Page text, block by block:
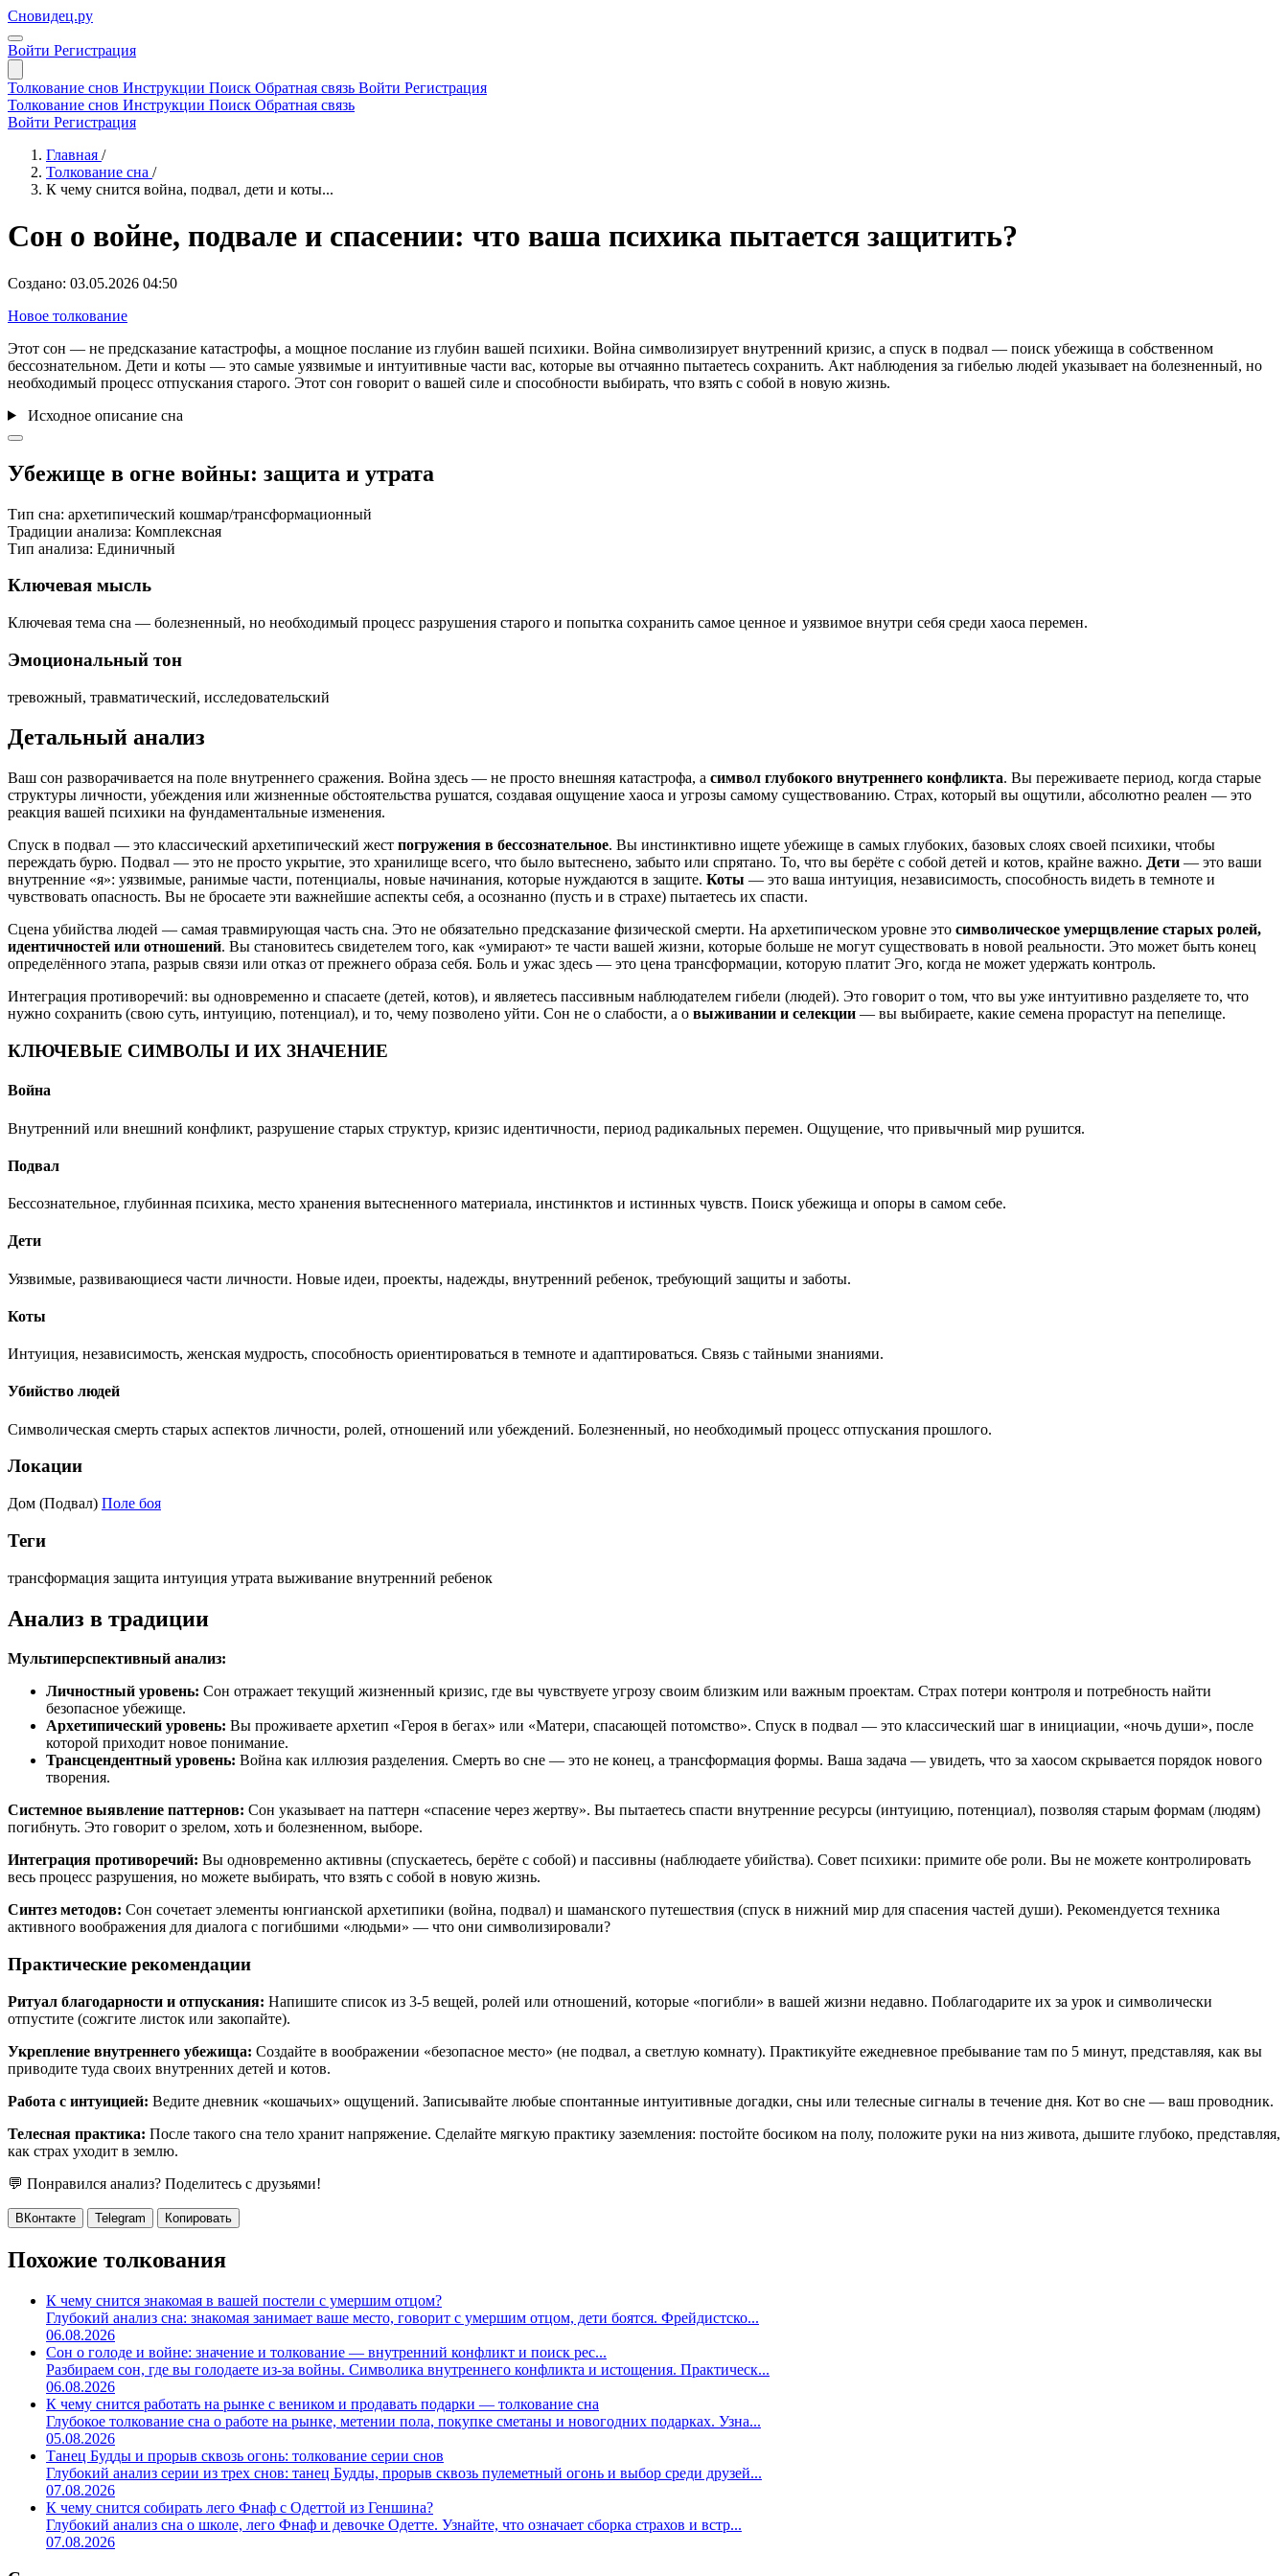
Сновидец.ру
Войти Регистрация
Толкование снов Инструкции Поиск Обратная связь Войти Регистрация
Толкование снов Инструкции Поиск Обратная связь
Войти Регистрация
Главная /
Толкование сна /
К чему снится война, подвал, дети и коты...
Сон о войне, подвале и спасении: что ваша психика пытается защитить?
Создано: 03.05.2026 04:50
Новое толкование
Этот сон — не предсказание катастрофы, а мощное послание из глубин вашей психики. Война символизирует внутренний кризис, а спуск в подвал — поиск убежища в собственном
бессознательном. Дети и коты — это самые уязвимые и интуитивные части вас, которые вы отчаянно пытаетесь сохранить. Акт наблюдения за гибелью людей указывает на болезненный, но
необходимый процесс отпускания старого. Этот сон говорит о вашей силе и способности выбирать, что взять с собой в новую жизнь.
Исходное описание сна
Убежище в огне войны: защита и утрата
Тип сна: архетипический кошмар/трансформационный
Традиции анализа: Комплексная
Тип анализа: Единичный
Ключевая мысль
Ключевая тема сна — болезненный, но необходимый процесс разрушения старого и попытка сохранить самое ценное и уязвимое внутри себя среди хаоса перемен.
Эмоциональный тон
тревожный, травматический, исследовательский
Детальный анализ
Ваш сон разворачивается на поле внутреннего сражения. Война здесь — не просто внешняя катастрофа, а символ глубокого внутреннего конфликта. Вы переживаете период, когда старые
структуры личности, убеждения или жизненные обстоятельства рушатся, создавая ощущение хаоса и угрозы самому существованию. Страх, который вы ощутили, абсолютно реален — это
реакция вашей психики на фундаментальные изменения.
Спуск в подвал — это классический архетипический жест погружения в бессознательное. Вы инстинктивно ищете убежище в самых глубоких, базовых слоях своей психики, чтобы
переждать бурю. Подвал — это не просто укрытие, это хранилище всего, что было вытеснено, забыто или спрятано. То, что вы берёте с собой детей и котов, крайне важно. Дети — это ваши
внутренние «я»: уязвимые, ранимые части, потенциалы, новые начинания, которые нуждаются в защите. Коты — это ваша интуиция, независимость, способность видеть в темноте и
чувствовать опасность. Вы не бросаете эти важнейшие аспекты себя, а осознанно (пусть и в страхе) пытаетесь их спасти.
Сцена убийства людей — самая травмирующая часть сна. Это не обязательно предсказание физической смерти. На архетипическом уровне это символическое умерщвление старых ролей,
идентичностей или отношений. Вы становитесь свидетелем того, как «умирают» те части вашей жизни, которые больше не могут существовать в новой реальности. Это может быть конец
определённого этапа, разрыв связи или отказ от прежнего образа себя. Боль и ужас здесь — это цена трансформации, которую платит Эго, когда не может удержать контроль.
Интеграция противоречий: вы одновременно и спасаете (детей, котов), и являетесь пассивным наблюдателем гибели (людей). Это говорит о том, что вы уже интуитивно разделяете то, что
нужно сохранить (свою суть, интуицию, потенциал), и то, чему позволено уйти. Сон не о слабости, а о выживании и селекции — вы выбираете, какие семена прорастут на пепелище.
КЛЮЧЕВЫЕ СИМВОЛЫ И ИХ ЗНАЧЕНИЕ
Война
Внутренний или внешний конфликт, разрушение старых структур, кризис идентичности, период радикальных перемен. Ощущение, что привычный мир рушится.
Подвал
Бессознательное, глубинная психика, место хранения вытесненного материала, инстинктов и истинных чувств. Поиск убежища и опоры в самом себе.
Дети
Уязвимые, развивающиеся части личности. Новые идеи, проекты, надежды, внутренний ребенок, требующий защиты и заботы.
Коты
Интуиция, независимость, женская мудрость, способность ориентироваться в темноте и адаптироваться. Связь с тайными знаниями.
Убийство людей
Символическая смерть старых аспектов личности, ролей, отношений или убеждений. Болезненный, но необходимый процесс отпускания прошлого.
Локации
Дом (Подвал) Поле боя
Теги
трансформация защита интуиция утрата выживание внутренний ребенок
Анализ в традиции
Мультиперспективный анализ:
Личностный уровень: Сон отражает текущий жизненный кризис, где вы чувствуете угрозу своим близким или важным проектам. Страх потери контроля и потребность найти
безопасное убежище.
Архетипический уровень: Вы проживаете архетип «Героя в бегах» или «Матери, спасающей потомство». Спуск в подвал — это классический шаг в инициации, «ночь души», после
которой приходит новое понимание.
Трансцендентный уровень: Война как иллюзия разделения. Смерть во сне — это не конец, а трансформация формы. Ваша задача — увидеть, что за хаосом скрывается порядок нового
творения.
Системное выявление паттернов: Сон указывает на паттерн «спасение через жертву». Вы пытаетесь спасти внутренние ресурсы (интуицию, потенциал), позволяя старым формам (людям)
погибнуть. Это говорит о зрелом, хоть и болезненном, выборе.
Интеграция противоречий: Вы одновременно активны (спускаетесь, берёте с собой) и пассивны (наблюдаете убийства). Совет психики: примите обе роли. Вы не можете контролировать
весь процесс разрушения, но можете выбирать, что взять с собой в новую жизнь.
Синтез методов: Сон сочетает элементы юнгианской архетипики (война, подвал) и шаманского путешествия (спуск в нижний мир для спасения частей души). Рекомендуется техника
активного воображения для диалога с погибшими «людьми» — что они символизировали?
Практические рекомендации
Ритуал благодарности и отпускания: Напишите список из 3-5 вещей, ролей или отношений, которые «погибли» в вашей жизни недавно. Поблагодарите их за урок и символически
отпустите (сожгите листок или закопайте).
Укрепление внутреннего убежища: Создайте в воображении «безопасное место» (не подвал, а светлую комнату). Практикуйте ежедневное пребывание там по 5 минут, представляя, как вы
приводите туда своих внутренних детей и котов.
Работа с интуицией: Ведите дневник «кошачьих» ощущений. Записывайте любые спонтанные интуитивные догадки, сны или телесные сигналы в течение дня. Кот во сне — ваш проводник.
Телесная практика: После такого сна тело хранит напряжение. Сделайте мягкую практику заземления: постойте босиком на полу, положите руки на низ живота, дышите глубоко, представляя,
как страх уходит в землю.
💬 Понравился анализ? Поделитесь с друзьями!
ВКонтакте Telegram Копировать
Похожие толкования
К чему снится знакомая в вашей постели с умершим отцом?
Глубокий анализ сна: знакомая занимает ваше место, говорит с умершим отцом, дети боятся. Фрейдистско...
06.08.2026
Сон о голоде и войне: значение и толкование — внутренний конфликт и поиск рес...
Разбираем сон, где вы голодаете из-за войны. Символика внутреннего конфликта и истощения. Практическ...
06.08.2026
К чему снится работать на рынке с веником и продавать подарки — толкование сна
Глубокое толкование сна о работе на рынке, метении пола, покупке сметаны и новогодних подарках. Узна...
05.08.2026
Танец Будды и прорыв сквозь огонь: толкование серии снов
Глубокий анализ серии из трех снов: танец Будды, прорыв сквозь пулеметный огонь и выбор среди друзей...
07.08.2026
К чему снится собирать лего Фнаф с Одеттой из Геншина?
Глубокий анализ сна о школе, лего Фнаф и девочке Одетте. Узнайте, что означает сборка страхов и встр...
07.08.2026